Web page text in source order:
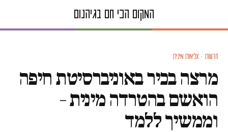
חדשות · אלימות מינית
מרצה בכיר באוניברסיטת חיפה
הואשם בהטרדה מינית –
וממשיך ללמד